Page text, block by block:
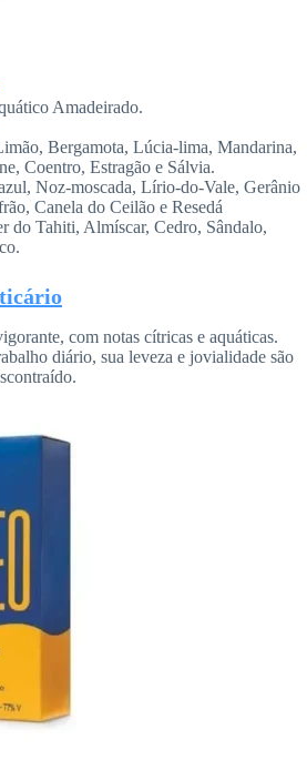
Amadeirado.
Bergamota, Lúcia-lima, Mandarina,
Coentro, Estragão e Sálvia.
Noz-moscada, Lírio-do-Vale, Gerânio
Canela do Ceilão e Resedá
do Tahiti, Almíscar, Cedro, Sândalo,
com notas cítricas e aquáticas.
diário, sua leveza e jovialidade são